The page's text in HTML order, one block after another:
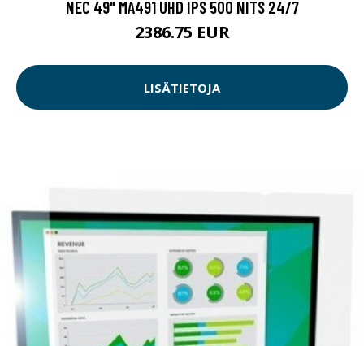
NEC 49" MA491 UHD IPS 500 NITS 24/7
2386.75 EUR
LISÄTIETOJA